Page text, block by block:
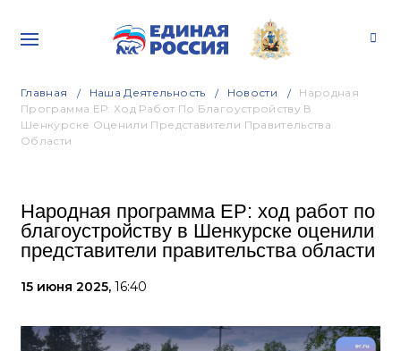
Главная Наша Деятельность Новости
Народная
Программа ЕР: Ход Работ По Благоустройству В
Шенкурске Оценили Представители Правительства
Области
Народная программа ЕР: ход работ по
благоустройству в Шенкурске оценили
представители правительства области
15 июня 2025, 16:40